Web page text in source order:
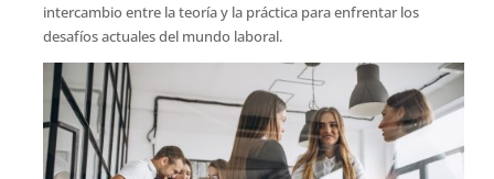
intercambio entre la teoría y la práctica para enfrentar los
desafíos actuales del mundo laboral.